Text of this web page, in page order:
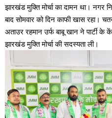
झारखंड मुक्ति मोर्चा का दामन था।
बाद सोमवार को दिन काफी खास रहा।
अताउर रहमान उर्फ बाबू खान ने पार्टी के
झारखंड मुक्ति मोर्चा की सदस्यता ली।